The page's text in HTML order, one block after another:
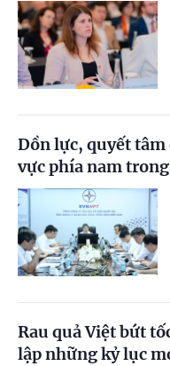
Dồn lực, quyết tâm
vực phía nam
Rau quả Việt bứt
lập những kỷ lục